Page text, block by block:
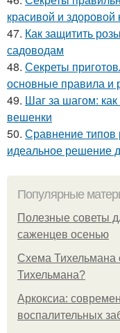
красивой и здоровой
47. Как защитить
садоводам
48. Секреты
основные правила и
49. Шаг за шагом:
вешенки
50. Сравнение типов
идеальное решение
Популярные
Полезные советы
саженцев осенью
Схема Тихельмана
Тихельмана?
Аркоксиа:
воспалительных